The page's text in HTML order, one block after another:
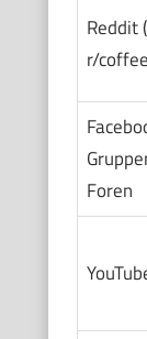
Reddit
r/
Foren